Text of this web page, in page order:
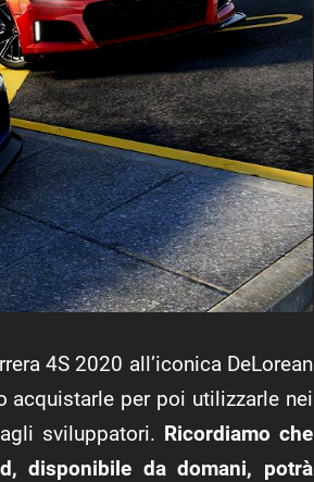
4S 2020 all’iconica DeLorean
acquistarle per poi utilizzarle nei
sviluppatori. Ricordiamo che
disponibile da domani, potrà